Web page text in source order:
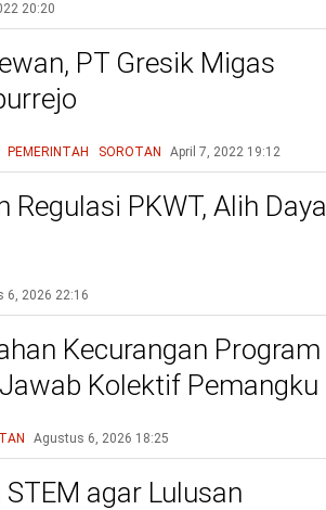
20:20
PT Gresik Migas
PEMERINTAH SOROTAN April 7, 2022 19:12
Regulasi PKWT, Alih Daya
6, 2026 22:16
Kecurangan Program
Kolektif Pemangku
Agustus 6, 2026 18:25
agar Lulusan